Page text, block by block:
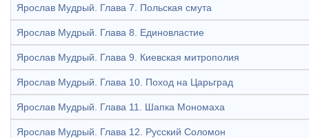
Ярослав Мудрый. Глава 7. Польская смута
Ярослав Мудрый. Глава 8. Единовластие
Ярослав Мудрый. Глава 9. Киевская митрополия
Ярослав Мудрый. Глава 10. Поход на Царьград
Ярослав Мудрый. Глава 11. Шапка Мономаха
Ярослав Мудрый. Глава 12. Русский Соломон